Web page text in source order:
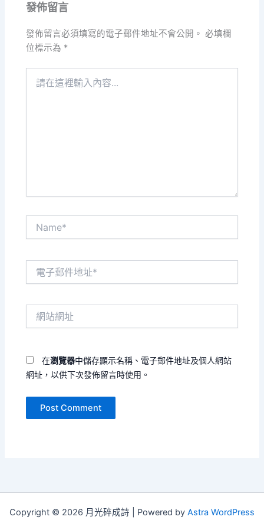
發佈留言
發佈留言必須填寫的電子郵件地址不會公開。 必填欄
位標示為 *
在瀏覽器中儲存顯示名稱、電子郵件地址及個人網站
網址，以供下次發佈留言時使用。
Copyright © 2026 月光碎成詩 | Powered by Astra WordPress